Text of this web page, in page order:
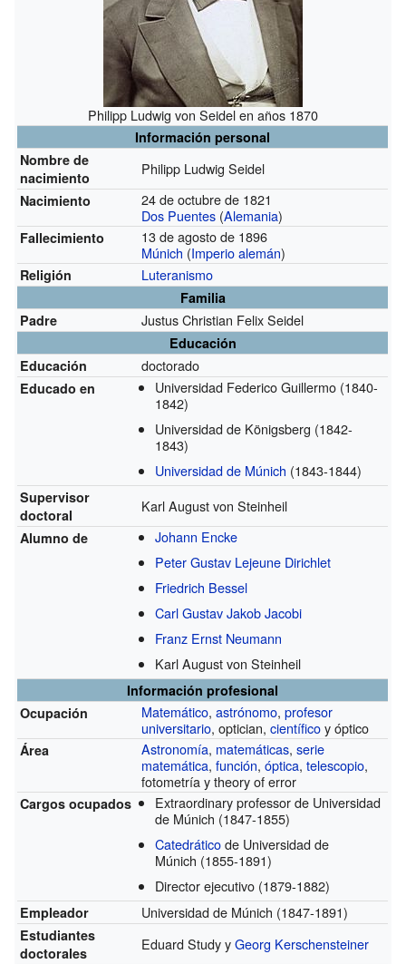
Philipp Ludwig von Seidel en años 1870
Información personal
Nombre de
nacimiento
Philipp Ludwig Seidel
Nacimiento
24 de octubre de 1821
Dos Puentes (Alemania)
Fallecimiento
13 de agosto de 1896
Múnich (Imperio alemán)
Religión Luteranismo
Familia
Padre
Justus Christian Felix Seidel
Educación
Educación
doctorado
Educado en Universidad Federico Guillermo (1840-
1842)
Universidad de Königsberg (1842-
1843)
Universidad de Múnich (1843-1844)
Supervisor
doctoral
Karl August von Steinheil
Alumno de
Johann Encke
Peter Gustav Lejeune Dirichlet
Friedrich Bessel
Carl Gustav Jakob Jacobi
Franz Ernst Neumann
Karl August von Steinheil
Información profesional
Ocupación
Matemático,astrónomo,profesor
universitario, optician,científicoy óptico
Área Astronomía, matemáticas,serie
matemática,función,óptica,telescopio,
fotometría y theory of error
Cargos ocupados
Extraordinary professor de Universidad
de Múnich (1847-1855)
Catedráticode Universidad de
Múnich (1855-1891)
Director ejecutivo (1879-1882)
Empleador Universidad de Múnich (1847-1891)
Estudiantes
doctorales
Eduard Study yGeorg Kerschensteiner